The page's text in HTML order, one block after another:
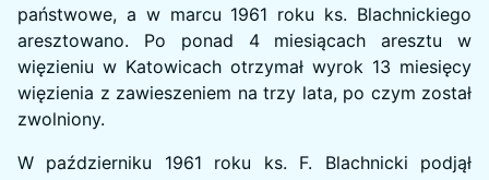
państwowe, a w marcu 1961 roku ks. Blachnickiego
aresztowano. Po ponad 4 miesiącach aresztu w
więzieniu w Katowicach otrzymał wyrok 13 miesięcy
więzienia z zawieszeniem na trzy lata, po czym został
zwolniony.
W październiku 1961 roku ks. F. Blachnicki podjął